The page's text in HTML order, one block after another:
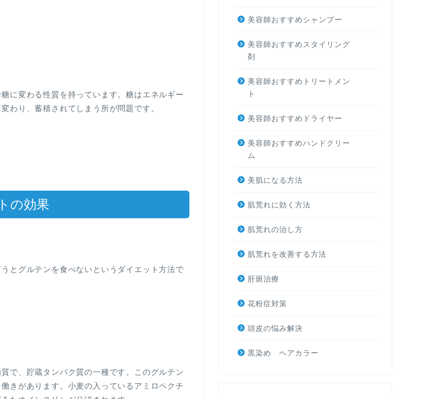
に変わる性質を持っています。糖はエネルギー
わり、蓄積されてしまう所が問題です。
の効果
とグルテンを食べないというダイエット方法で
で、貯蔵タンパク質の一種です。このグルテン
きがあります。小麦の入っているアミロペクチ
美容師おすすめシャンプー
美容師おすすめスタイリング
剤
美容師おすすめトリートメン
ト
美容師おすすめドライヤー
美容師おすすめハンドクリー
ム
美肌になる方法
肌荒れに効く方法
肌荒れの治し方
肌荒れを改善する方法
肝斑治療
花粉症対策
頭皮の悩み解決
黒染め ヘアカラー